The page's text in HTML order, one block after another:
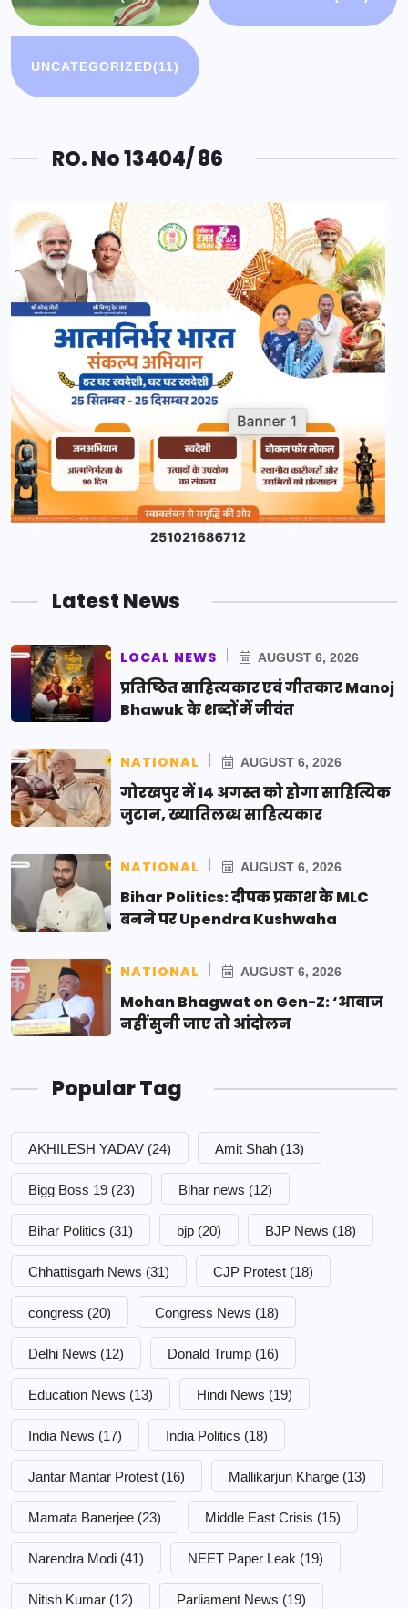
UNCATEGORIZED(11)
RO. No 13404/ 86
Latest News
LOCAL NEWS AUGUST 6, 2026
प्रतिष्ठित साहित्यकार एवं गीतकार Manoj
Bhawuk के शब्दों में जीवंत
NATIONAL AUGUST 6, 2026
गोरखपुर में 14 अगस्त को होगा साहित्यिक
जुटान, ख्यातिलब्ध साहित्यकार
NATIONAL AUGUST 6, 2026
Bihar Politics: दीपक प्रकाश के MLC
बनने पर Upendra Kushwaha
NATIONAL AUGUST 6, 2026
Mohan Bhagwat on Gen-Z: ‘आवाज
नहीं सुनी जाए तो आंदोलन
Popular Tag
AKHILESH YADAV (24) Amit Shah (13)
Bigg Boss 19 (23) Bihar news (12)
Bihar Politics (31) bjp (20) BJP News (18)
Chhattisgarh News (31) CJP Protest (18)
congress (20) Congress News (18)
Delhi News (12) Donald Trump (16)
Education News (13) Hindi News (19)
India News (17) India Politics (18)
Jantar Mantar Protest (16) Mallikarjun Kharge (13)
Mamata Banerjee (23) Middle East Crisis (15)
Narendra Modi (41) NEET Paper Leak (19)
Nitish Kumar (12) Parliament News (19)